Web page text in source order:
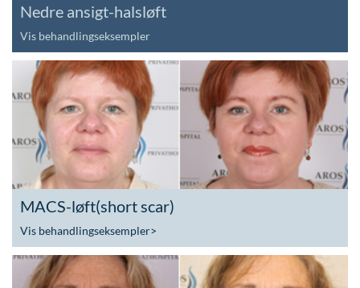
Nedre ansigt-halsløft
Vis behandlingseksempler
MACS-løft(short scar)
Vis behandlingseksempler>